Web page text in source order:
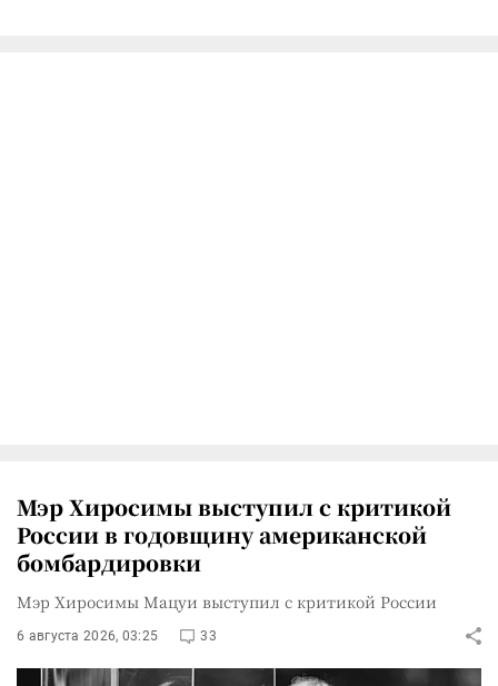
Мэр Хиросимы выступил с критикой
России в годовщину американской
бомбардировки
Мэр Хиросимы Мацуи выступил с критикой России
6 августа 2026, 03:25 33